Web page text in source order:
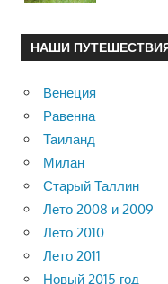
НАШИ
Венеция
Равенна
Таиланд
Милан
Старый Таллин
Лето 2008 и 2009
Лето 2010
Лето 2011
Новый 2015 год